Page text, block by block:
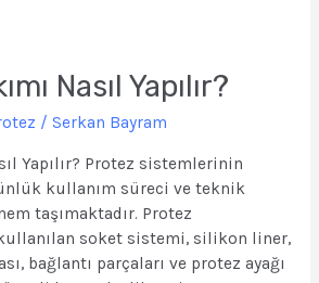
Nasıl Yapılır?
/ Serkan Bayram
Yapılır? Protez sistemlerinin
kullanım süreci ve teknik
taşımaktadır. Protez
soket sistemi, silikon liner,
bağlantı parçaları ve protez ayağı